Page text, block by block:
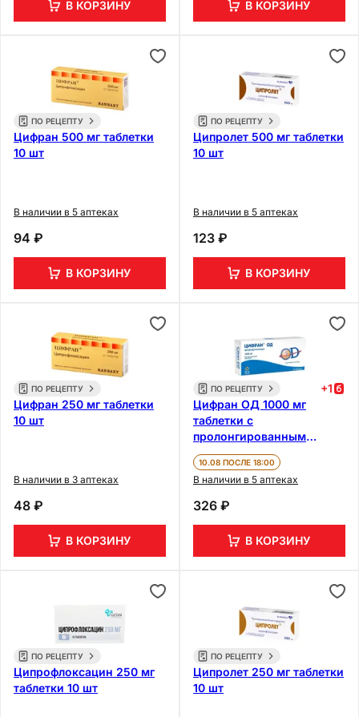
В КОРЗИНУ В КОРЗИНУ
ПО РЕЦЕПТУ
Цифран 500 мг таблетки
10 шт
В наличии в 5 аптеках
94 ₽
В КОРЗИНУ
ПО РЕЦЕПТУ
Ципролет 500 мг таблетки
10 шт
В наличии в 5 аптеках
123 ₽
В КОРЗИНУ
ПО РЕЦЕПТУ
Цифран 250 мг таблетки
10 шт
В наличии в 3 аптеках
48 ₽
В КОРЗИНУ
ПО РЕЦЕПТУ +1
Цифран ОД 1000 мг
таблетки с
пролонгированным
высвобождением 10 шт
10.08 ПОСЛЕ 18:00
В наличии в 5 аптеках
326 ₽
В КОРЗИНУ
ПО РЕЦЕПТУ
Ципрофлоксацин 250 мг
таблетки 10 шт
ПО РЕЦЕПТУ
Ципролет 250 мг таблетки
10 шт